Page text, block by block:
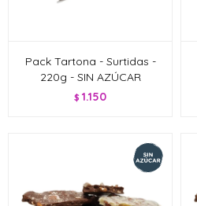
Pack Tartona - Surtidas -
220g - SIN AZÚCAR
$ 1.150